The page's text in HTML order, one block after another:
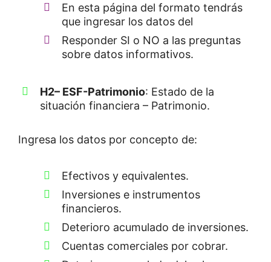
En esta página del formato tendrás
que ingresar los datos del
Responder SI o NO a las preguntas
sobre datos informativos.
H2– ESF-Patrimonio: Estado de la
situación financiera – Patrimonio.
Ingresa los datos por concepto de:
Efectivos y equivalentes.
Inversiones e instrumentos
financieros.
Deterioro acumulado de inversiones.
Cuentas comerciales por cobrar.